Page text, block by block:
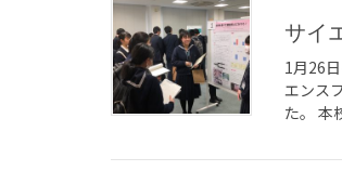
サ
1月26
エンス
た。 本